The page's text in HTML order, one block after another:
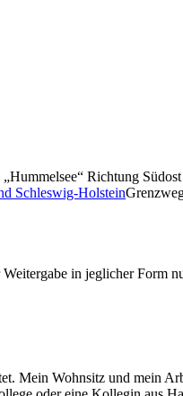
Hummelsee Richtung Südost
in jeglicher Form
Mein Wohnsitz und mein